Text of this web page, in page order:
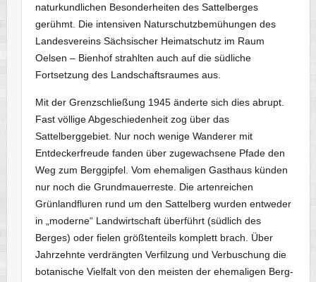
naturkundlichen Besonderheiten des Sattelberges
gerühmt. Die intensiven Naturschutzbemühungen des
Landesvereins Sächsischer Heimatschutz im Raum
Oelsen – Bienhof strahlten auch auf die südliche
Fortsetzung des Landschaftsraumes aus.
Mit der Grenzschließung 1945 änderte sich dies abrupt.
Fast völlige Abgeschiedenheit zog über das
Sattelberggebiet. Nur noch wenige Wanderer mit
Entdeckerfreude fanden über zugewachsene Pfade den
Weg zum Berggipfel. Vom ehemaligen Gasthaus künden
nur noch die Grundmauerreste. Die artenreichen
Grünlandfluren rund um den Sattelberg wurden entweder
in „moderne“ Landwirtschaft überführt (südlich des
Berges) oder fielen größtenteils komplett brach. Über
Jahrzehnte verdrängten Verfilzung und Verbuschung die
botanische Vielfalt von den meisten der ehemaligen Berg-